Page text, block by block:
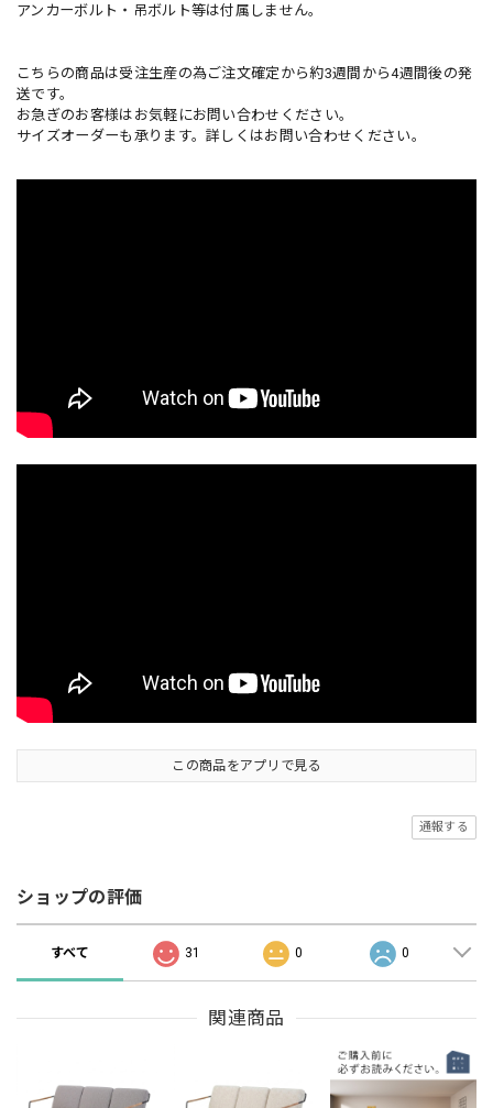
アンカーボルト・吊ボルト等は付属しません。
こちらの商品は受注生産の為ご注文確定から約3週間から4週間後の発
送です。
お急ぎのお客様はお気軽にお問い合わせください。
サイズオーダーも承ります。詳しくはお問い合わせください。
この商品をアプリで見る
通報する
ショップの評価
すべて 31 0 0
関連商品